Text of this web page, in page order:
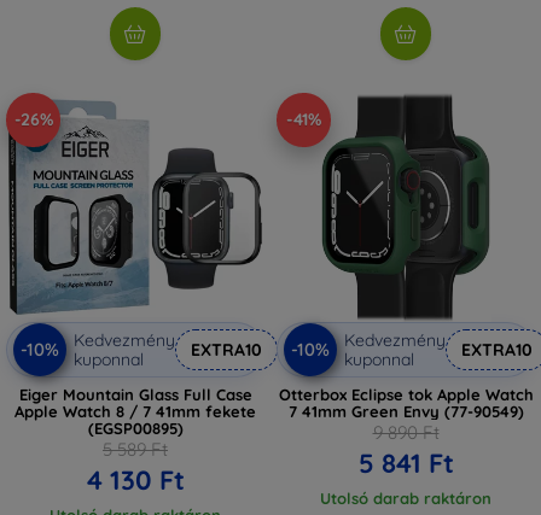
-26%
-10%
Kedvezmény
kuponnal
EXTRA10
Eiger Mountain Glass Full Case
Apple Watch 8 / 7 41mm fekete
(EGSP00895)
5 589 Ft
4 130 Ft
-41%
-10%
Kedvezmény
kuponnal
EXTRA10
Otterbox Eclipse tok Apple Watch
7 41mm Green Envy (77-90549)
9 890 Ft
5 841 Ft
Utolsó darab raktáron